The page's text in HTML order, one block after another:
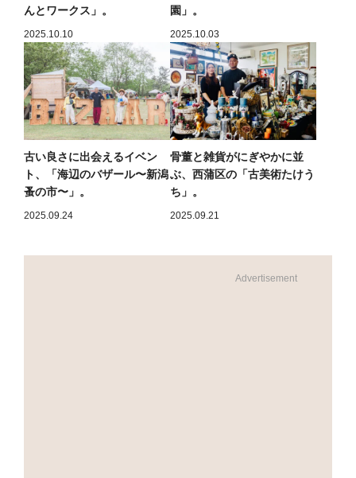
んとワークス」。
2025.10.10
園」。
2025.10.03
古い良さに出会えるイベン
ト、「海辺のバザール〜新潟
蚤の市〜」。
2025.09.24
骨董と雑貨がにぎやかに並
ぶ、西蒲区の「古美術たけう
ち」。
2025.09.21
Advertisement